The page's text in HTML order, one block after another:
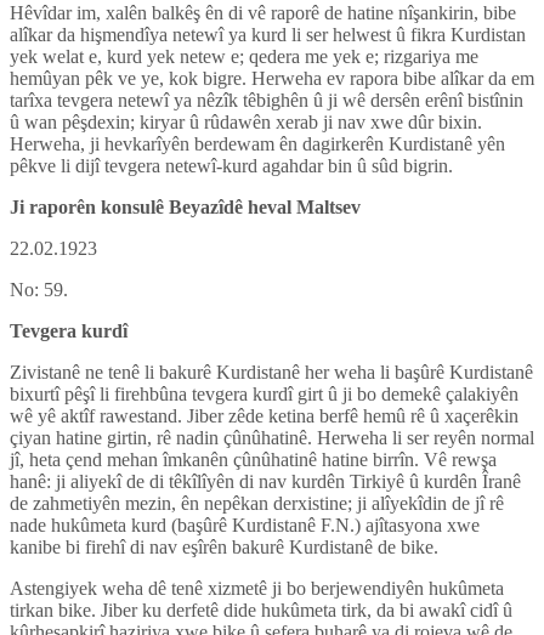
Hêvîdar im, xalên balkêş ên di vê raporê de hatine nîşankirin, bibe
alîkar da hişmendîya netewî ya kurd li ser helwest û fikra Kurdistan
yek welat e, kurd yek netew e; qedera me yek e; rizgariya me
hemûyan pêk ve ye, kok bigre. Herweha ev rapora bibe alîkar da em
tarîxa tevgera netewî ya nêzîk têbighên û ji wê dersên erênî bistînin
û wan pêşdexin; kiryar û rûdawên xerab ji nav xwe dûr bixin.
Herweha, ji hevkarîyên berdewam ên dagirkerên Kurdistanê yên
pêkve li dijî tevgera netewî-kurd agahdar bin û sûd bigrin.
Ji raporên konsulê Beyazîdê heval Maltsev
22.02.1923
No: 59.
Tevgera kurdî
Zivistanê ne tenê li bakurê Kurdistanê her weha li başûrê Kurdistanê
bixurtî pêşî li firehbûna tevgera kurdî girt û ji bo demekê çalakiyên
wê yê aktîf rawestand. Jiber zêde ketina berfê hemû rê û xaçerêkin
çiyan hatine girtin, rê nadin çûnûhatinê. Herweha li ser reyên normal
jî, heta çend mehan îmkanên çûnûhatinê hatine birrîn. Vê rewşa
hanê: ji aliyekî de di têkîlîyên di nav kurdên Tirkiyê û kurdên Îranê
de zahmetiyên mezin, ên nepêkan derxistine; ji alîyekîdin de jî rê
nade hukûmeta kurd (başûrê Kurdistanê F.N.) ajîtasyona xwe
kanibe bi firehî di nav eşîrên bakurê Kurdistanê de bike.
Astengiyek weha dê tenê xizmetê ji bo berjewendiyên hukûmeta
tirkan bike. Jiber ku derfetê dide hukûmeta tirk, da bi awakî cidî û